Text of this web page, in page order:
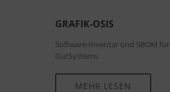
GRAFIK-OSIS
Software-Inventar und SBOM für
OutSystems
MEHR LESEN